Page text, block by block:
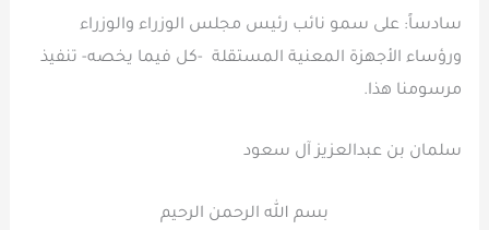
سادساً: على سمو نائب رئيس مجلس الوزراء والوزراء
ورؤساء الأجهزة المعنية المستقلة -كل فيما يخصه- تنفيذ
مرسومنا هذا.
سلمان بن عبدالعزيز آل سعود
بسم الله الرحمن الرحيم